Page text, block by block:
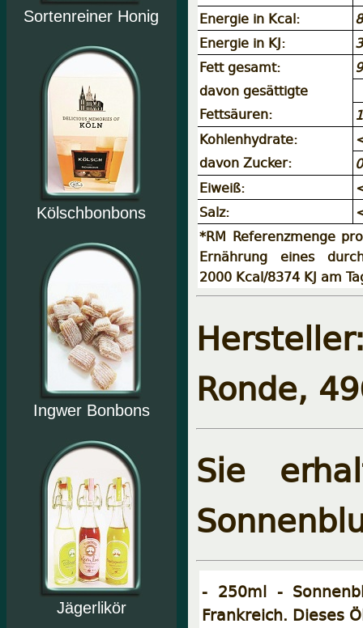
Sortenreiner Honig
Kölschbonbons
Ingwer Bonbons
Jägerlikör
Energie in Kcal:
Energie in KJ:
Fett gesamt:
davon gesättigte
Fettsäuren:
Kohlenhydrate:
davon Zucker:
Eiweiß:
Salz:
*RM Referenzmenge
Ernährung eines
2000 Kcal/8374 KJ am
Ronde,
Sie
- 250ml -
Frankreich. Dieses